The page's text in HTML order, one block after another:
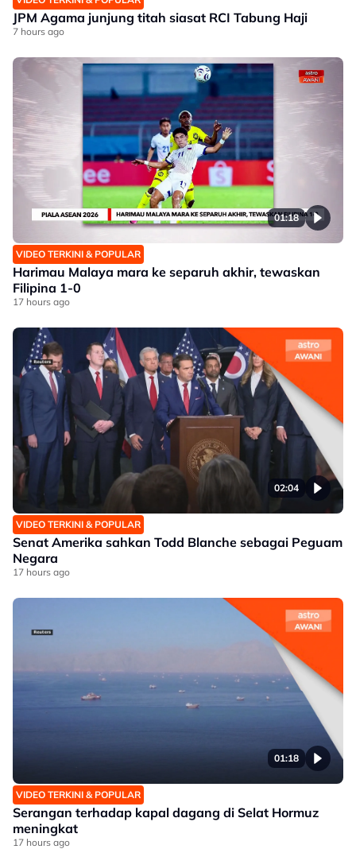
JPM Agama junjung titah siasat RCI Tabung Haji
7 hours ago
01:18
VIDEO TERKINI & POPULAR
Harimau Malaya mara ke separuh akhir, tewaskan
Filipina 1-0
17 hours ago
02:04
VIDEO TERKINI & POPULAR
Senat Amerika sahkan Todd Blanche sebagai Peguam
Negara
17 hours ago
01:18
VIDEO TERKINI & POPULAR
Serangan terhadap kapal dagang di Selat Hormuz
meningkat
17 hours ago